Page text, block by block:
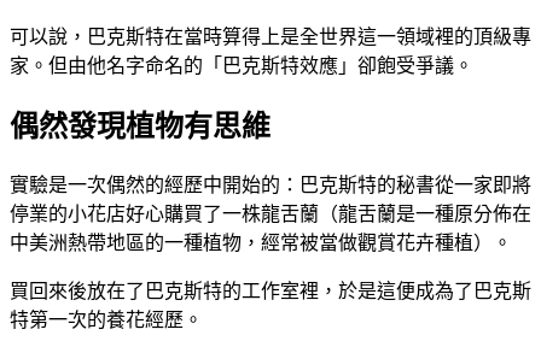
可以說，巴克斯特在當時算得上是全世界這一領域裡的頂級專
家。但由他名字命名的「巴克斯特效應」卻飽受爭議。
偶然發現植物有思維
實驗是一次偶然的經歷中開始的：巴克斯特的秘書從一家即將
停業的小花店好心購買了一株龍舌蘭（龍舌蘭是一種原分佈在
中美洲熱帶地區的一種植物，經常被當做觀賞花卉種植）。
買回來後放在了巴克斯特的工作室裡，於是這便成為了巴克斯
特第一次的養花經歷。